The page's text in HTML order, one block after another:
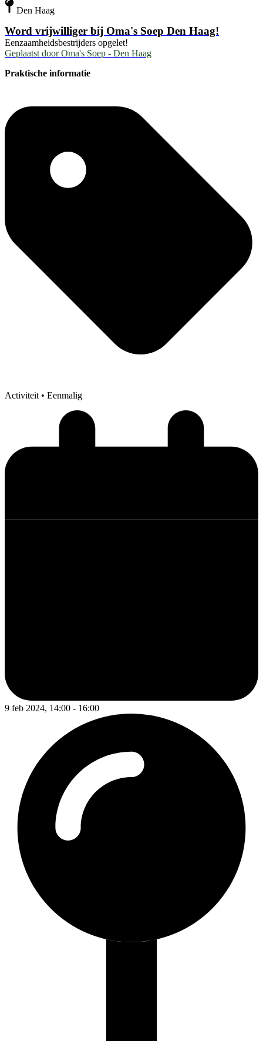
Den Haag
Word vrijwilliger bij Oma's Soep Den Haag!
Eenzaamheidsbestrijders opgelet!
Geplaatst door Oma's Soep - Den Haag
Praktische informatie
Activiteit • Eenmalig
9 feb 2024, 14:00 - 16:00